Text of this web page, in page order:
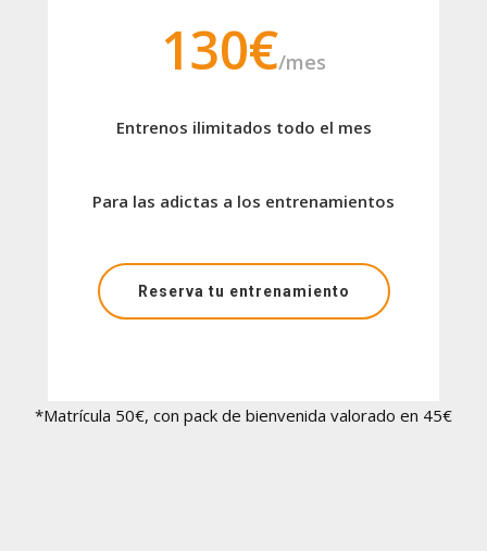
130€/mes
Entrenos ilimitados todo el mes
Para las adictas a los entrenamientos
Reserva tu entrenamiento
*Matrícula 50€, con pack de bienvenida valorado en 45€